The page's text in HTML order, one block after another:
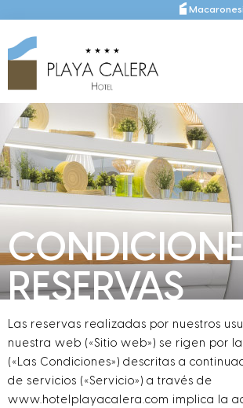
contenido
principal
la
lateral
principal
RESERVAS
Las reservas realizadas por nuestros
nuestra web («Sitio web») se rigen por
(«Las Condiciones») descritas a
de servicios («Servicio») a través de
www.hotelplayacalera.com implica la